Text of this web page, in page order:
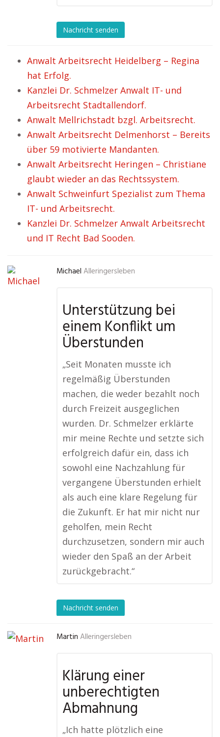
Nachricht senden
Anwalt Arbeitsrecht Heidelberg – Regina
hat Erfolg.
Kanzlei Dr. Schmelzer Anwalt IT- und
Arbeitsrecht Stadtallendorf.
Anwalt Mellrichstadt bzgl. Arbeitsrecht.
Anwalt Arbeitsrecht Delmenhorst – Bereits
über 59 motivierte Mandanten.
Anwalt Arbeitsrecht Heringen – Christiane
glaubt wieder an das Rechtssystem.
Anwalt Schweinfurt Spezialist zum Thema
IT- und Arbeitsrecht.
Kanzlei Dr. Schmelzer Anwalt Arbeitsrecht
und IT Recht Bad Sooden.
Michael Alleringersleben
Unterstützung bei
einem Konflikt um
Überstunden
„Seit Monaten musste ich
regelmäßig Überstunden
machen, die weder bezahlt noch
durch Freizeit ausgeglichen
wurden. Dr. Schmelzer erklärte
mir meine Rechte und setzte sich
erfolgreich dafür ein, dass ich
sowohl eine Nachzahlung für
vergangene Überstunden erhielt
als auch eine klare Regelung für
die Zukunft. Er hat mir nicht nur
geholfen, mein Recht
durchzusetzen, sondern mir auch
wieder den Spaß an der Arbeit
zurückgebracht.“
Nachricht senden
Martin Alleringersleben
Klärung einer
unberechtigten
Abmahnung
„Ich hatte plötzlich eine